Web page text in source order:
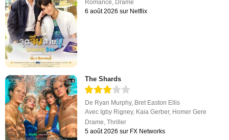
Romance, Drame
6 août 2026 sur Netflix
The Shards
De Ryan Murphy, Bret Easton Ellis
Avec Igby Rigney, Kaia Gerber, Homer Gere
Drame,Thriller
5 août 2026 sur FX Networks